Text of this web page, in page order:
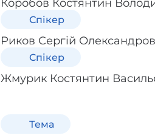
Коробов Костянтин
Спікер
Риков Сергій
Спікер
Жмурик Костянтин
Тема